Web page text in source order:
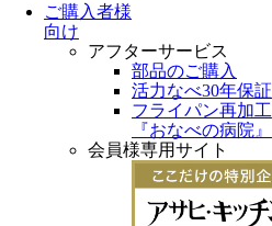
ご購入者様
向け
アフターサービス
部品のご購入
活力なべ30年保証
フライパン再加工
『おなべの病院』
会員様専用サイト